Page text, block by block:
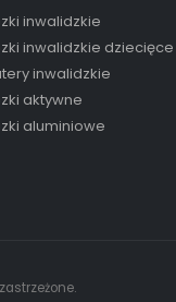
inwalidzkie
inwalidzkie dziecięce
inwalidzkie
aktywne
aluminiowe